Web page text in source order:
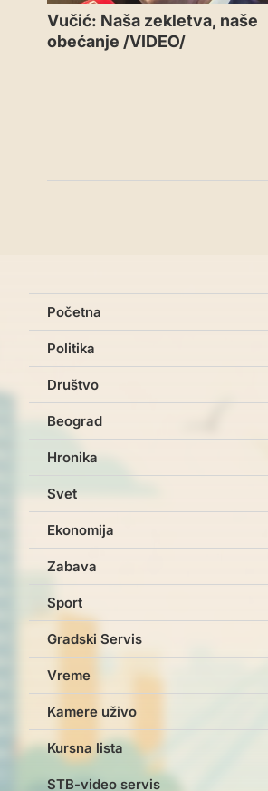
Vučić: Naša zekletva, naše
obećanje /VIDEO/
Početna
Politika
Društvo
Beograd
Hronika
Svet
Ekonomija
Zabava
Sport
Gradski Servis
Vreme
Kamere uživo
Kursna lista
STB-video servis